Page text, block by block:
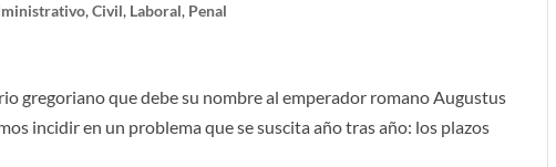
,Civil, Laboral, Penal
gregoriano que debe su nombre al emperador romano Augustus
incidir en un problema que se suscita año tras año: los plazos